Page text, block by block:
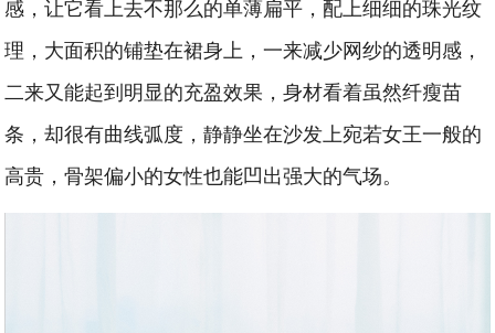
感，让它看上去不那么的单薄扁平，配上细细的珠光纹
理，大面积的铺垫在裙身上，一来减少网纱的透明感，
二来又能起到明显的充盈效果，身材看着虽然纤瘦苗
条，却很有曲线弧度，静静坐在沙发上宛若女王一般的
高贵，骨架偏小的女性也能凹出强大的气场。